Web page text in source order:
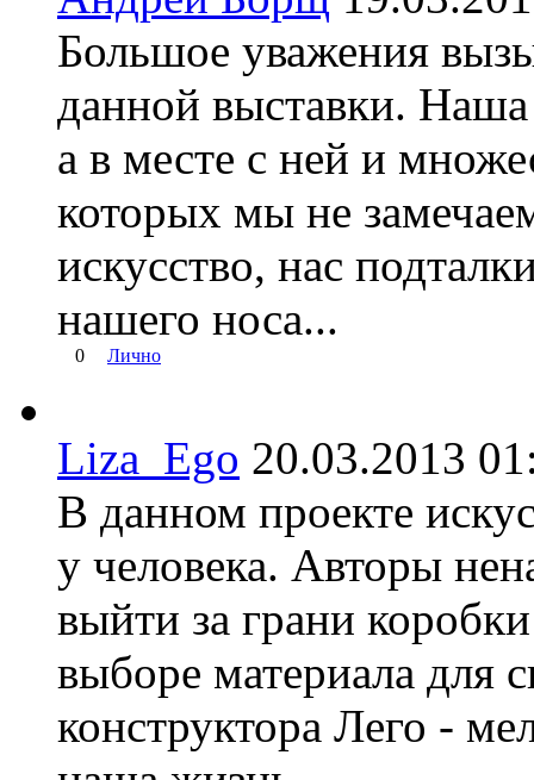
Большое уважения
данной выставки.
а в месте с ней и
которых мы не
искусство, нас
нашего носа...
0 Лично
Liza_Ego 20.03.2013
В данном проекте
у человека. Авторы
выйти за грани
выборе материала для
конструктора Лего -